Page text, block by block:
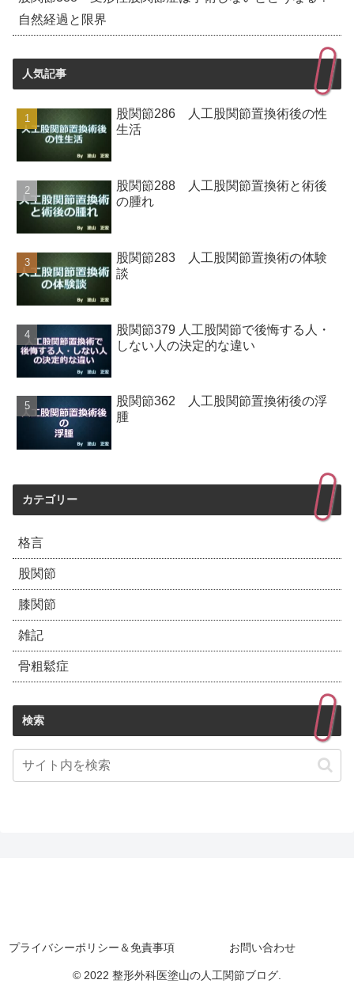
自然経過と限界
人気記事
股関節286 人工股関節置換術後の性
生活
股関節288 人工股関節置換術と術後
の腫れ
股関節283 人工股関節置換術の体験
談
股関節379 人工股関節で後悔する人・
しない人の決定的な違い
股関節362 人工股関節置換術後の浮
腫
カテゴリー
格言
股関節
膝関節
雑記
骨粗鬆症
検索
プライバシーポリシー＆免責事項 お問い合わせ
© 2022 整形外科医塗山の人工関節ブログ.